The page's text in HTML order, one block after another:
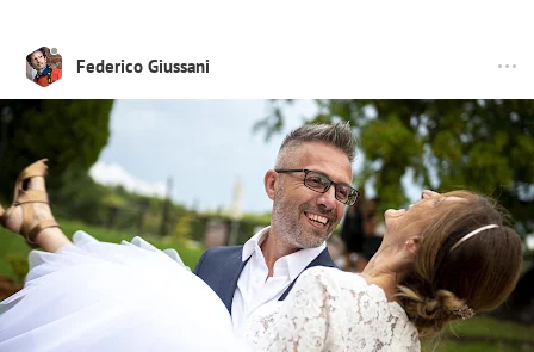
Federico Giussani